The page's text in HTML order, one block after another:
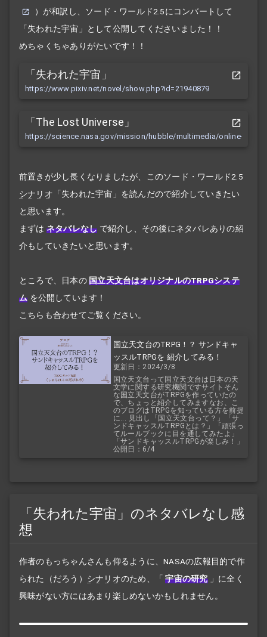
）が和訳し、ソード・ワールド2.5にコンバートして
「失われた宇宙」として公開してくださいました！！
めちゃくちゃありがたいです！！
「失われた宇宙」
https://www.pixiv.net/novel/show.php?id=21940879
「The Lost Universe」
https://science.nasa.gov/mission/hubble/multimedia/online-
前置きが少し長くなりましたが、このソード・ワールド2.5
シナリオ 「失われた宇宙」を読んだので紹介していきたい
と思います。
まずは ネタバレなし で紹介し、その後にネタバレありの紹
介もしていきたいと思います。
ところで、日本の 国立天文台はオリジナルのTRPGシステ
ム を公開しています！
こちらも合わせてご覧ください。
国立天文台のTRPG！？ サンドキャ
ッスルTRPGを 紹介してみる！
更新日：2024/3/8
国立天文台って国立天文台は日本の天
文学に関する研究機関ですサイトそん
な国立天文台がTRPGを作っていたの
で、ちょっと紹介してみますなお、こ
のブログはTRPGを知っている方を前提
に... 見出し「国立天文台って？」「サ
ンドキャッスルTRPGとは？」「頑張っ
てルールブックに目を通してみたよ」
「サンドキャッスルTRPGが楽しみ！」
公開日：6/4
「失われた宇宙」のネタバレなし感
想
作者のもっちゃんさんも仰るように、NASAの広報目的で作
られた（だろう） シナリオのため、 「宇宙の研究」 に全く
興味がない方にはあまり楽しめないかもしれません。